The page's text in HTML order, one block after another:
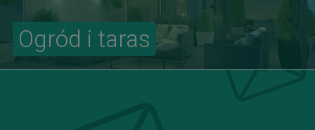
Ogród i taras